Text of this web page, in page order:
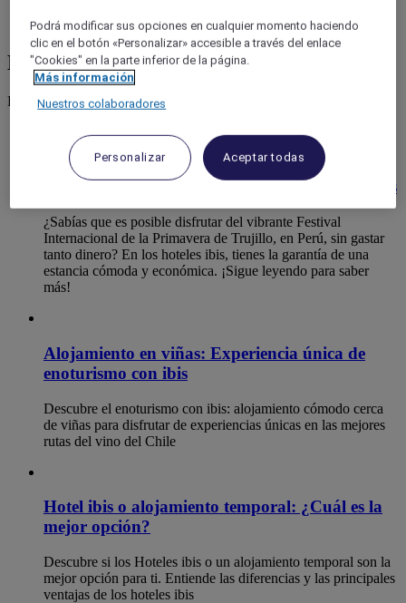
Comodidad Accesible
Mundo ibis
Everything happening at ibis
Disfruta del Festival Internacional de la
Primavera de Trujillo sin gastar mucho con ibis
¿Sabías que es posible disfrutar del vibrante Festival
Internacional de la Primavera de Trujillo, en Perú, sin gastar
tanto dinero? En los hoteles ibis, tienes la garantía de una
estancia cómoda y económica. ¡Sigue leyendo para saber
más!
Alojamiento en viñas: Experiencia única de
enoturismo con ibis
Descubre el enoturismo con ibis: alojamiento cómodo cerca
de viñas para disfrutar de experiencias únicas en las mejores
rutas del vino del Chile
Hotel ibis o alojamiento temporal: ¿Cuál es la
mejor opción?
Descubre si los Hoteles ibis o un alojamiento temporal son la
mejor opción para ti. Entiende las diferencias y las principales
ventajas de los hoteles ibis
Podrá modificar sus opciones en cualquier momento haciendo
clic en el botón «Personalizar» accesible a través del enlace
"Cookies" en la parte inferior de la página.
Más información
Nuestros colaboradores
Personalizar Aceptar todas